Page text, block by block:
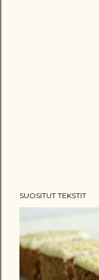
SUOSITUT TEKSTIT